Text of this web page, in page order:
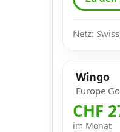
Netz:
Wingo
Europe
CHF
im Monat